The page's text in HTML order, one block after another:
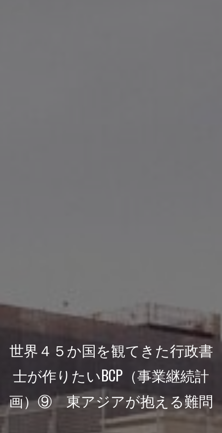
世界４５か国を観てきた行政書
士が作りたいBCP（事業継続計
画）⑨ 東アジアが抱える難問